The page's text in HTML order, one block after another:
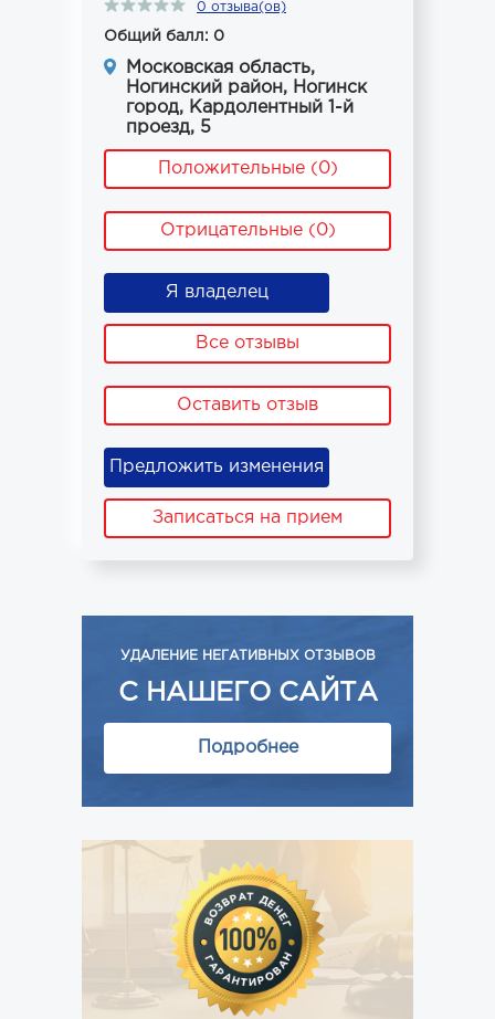
0 отзыва(ов)
Общий балл: 0
Московская область,
Ногинский район, Ногинск
город, Кардолентный 1-й
проезд, 5
Положительные (0)
Отрицательные (0)
Я владелец
Все отзывы
Оставить отзыв
Предложить изменения
Записаться на прием
УДАЛЕНИЕ НЕГАТИВНЫХ ОТЗЫВОВ
С НАШЕГО САЙТА
Подробнее